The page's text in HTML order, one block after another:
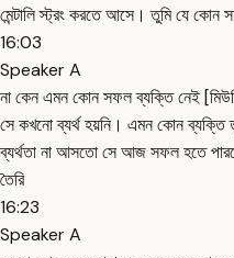
মেন্টালি স্ট্রং করতে আসে। তুমি যে
16:03
Speaker A
না কেন এমন কোন সফল ব্যক্তি নেই
সে কখনো ব্যর্থ হয়নি। এমন কোন ব্যক্তি
ব্যর্থতা না আসতো সে আজ সফল হতে
তৈরি
16:23
Speaker A